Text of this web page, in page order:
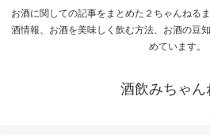
お酒に関しての記事をまとめた２ちゃんねる
酒情報、お酒を美味しく飲む方法、お酒の豆
めています。
酒飲みちゃん